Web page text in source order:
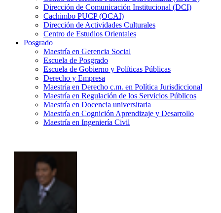
Dirección de Comunicación Institucional (DCI)
Cachimbo PUCP (OCAI)
Dirección de Actividades Culturales
Centro de Estudios Orientales
Posgrado
Maestría en Gerencia Social
Escuela de Posgrado
Escuela de Gobierno y Políticas Públicas
Derecho y Empresa
Maestría en Derecho c.m. en Política Jurisdiccional
Maestría en Regulación de los Servicios Públicos
Maestría en Docencia universitaria
Maestría en Cognición Aprendizaje y Desarrollo
Maestría en Ingeniería Civil